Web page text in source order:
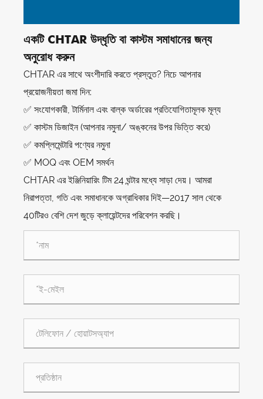
একটি CHTAR উদ্ধৃতি বা কাস্টম সমাধানের জন্য
অনুরোধ করুন
CHTAR এর সাথে অংশীদারি করতে প্রস্তুত? নিচে আপনার
প্রয়োজনীয়তা জমা দিন:
✅ সংযোগকারী, টার্মিনাল এবং বাল্ক অর্ডারের প্রতিযোগিতামূলক মূল্য
✅ কাস্টম ডিজাইন (আপনার নমুনা/ অঙ্কনের উপর ভিত্তি করে)
✅ কমপ্লিমেন্টারি পণ্যের নমুনা
✅ MOQ এবং OEM সমর্থন
CHTAR এর ইঞ্জিনিয়ারিং টিম 24 ঘন্টার মধ্যে সাড়া দেয়। আমরা
নিরাপত্তা, গতি এবং সমাধানকে অগ্রাধিকার দিই—2017 সাল থেকে
40টিরও বেশি দেশ জুড়ে ক্লায়েন্টদের পরিবেশন করছি।